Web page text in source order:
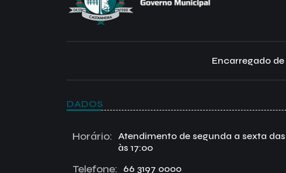
Encarregado
DADOS
Horário:
Atendimento de segunda a sexta das
às 17:00
Telefone: 66 3197 0000